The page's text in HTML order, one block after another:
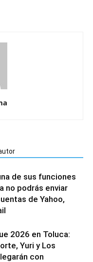
de sus funciones
no podrás enviar
de Yahoo,
2026 en Toluca:
Yuri y Los
con